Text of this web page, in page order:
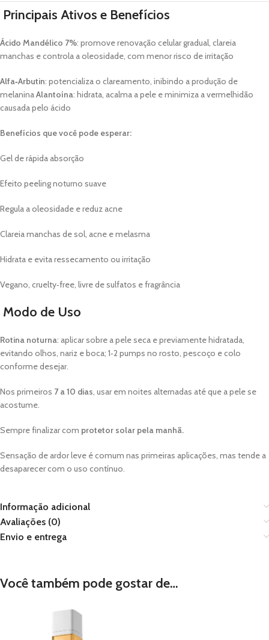
Principais Ativos e Benefícios
Ácido Mandélico 7%: promove renovação celular gradual, clareia
manchas e controla a oleosidade, com menor risco de irritação
Alfa‑Arbutin: potencializa o clareamento, inibindo a produção de
melaninaAlantoína: hidrata, acalma a pele e minimiza a vermelhidão
causada pelo ácido
Benefícios que você pode esperar:
Gel de rápida absorção
Efeito peeling noturno suave
Regula a oleosidade e reduz acne
Clareia manchas de sol, acne e melasma
Hidrata e evita ressecamento ou irritação
Vegano, cruelty‑free, livre de sulfatos e fragrância
Modo de Uso
Rotina noturna: aplicar sobre a pele seca e previamente hidratada,
evitando olhos, nariz e boca; 1‑2 pumps no rosto, pescoço e colo
conforme desejar.
Nos primeiros 7 a 10 dias, usar em noites alternadas até que a pele se
acostume.
Sempre finalizar com protetor solar pela manhã.
Sensação de ardor leve é comum nas primeiras aplicações, mas tende a
desaparecer com o uso contínuo.
Informação adicional
Avaliações (0)
Envio e entrega
Você também pode gostar de…